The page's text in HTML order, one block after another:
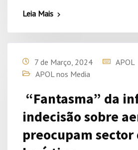
Leia Mais
7 de Março, 2024
APOL
APOL nos Media
“Fantasma” da
indecisão sobre
preocupam sector